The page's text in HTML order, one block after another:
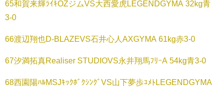
65和賀来輝ﾗｲｷOZジムVS大西愛虎LEGENDGYMA 32kg青
3-0
66渡辺翔也D-BLAZEVS石井心人AXGYMA 61kg赤3-0
67汐満拓真Realiser STUDIOVS永井翔馬ﾌﾘｰA 54kg青3-0
68西園陽ﾊﾙMSJｷｯｸﾎﾞｸｼﾝｸﾞVS山下夢歩ﾕﾒﾄLEGENDGYMA